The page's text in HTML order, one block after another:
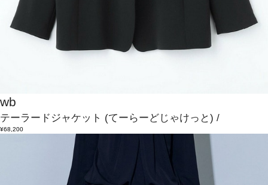
wb
テーラードジャケット (てーらーどじゃけっと) /
¥68,200